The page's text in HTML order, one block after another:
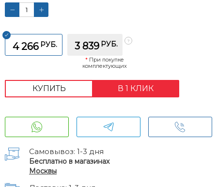
4 266 РУБ. 3 839 РУБ.
*При покупке
комплектующих
КУПИТЬ В 1 КЛИК
Самовывоз: 1-3 дня
Бесплатно в магазинах
Москвы